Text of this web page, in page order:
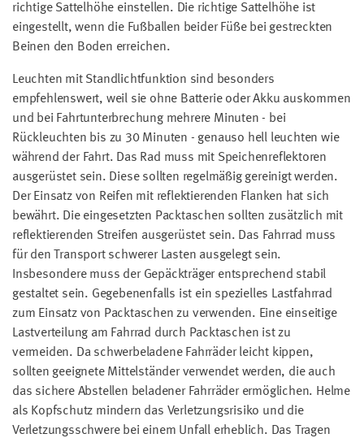
richtige Sattelhöhe einstellen. Die richtige Sattelhöhe ist
eingestellt, wenn die Fußballen beider Füße bei gestreckten
Beinen den Boden erreichen.
Leuchten mit Standlichtfunktion sind besonders
empfehlenswert, weil sie ohne Batterie oder Akku auskommen
und bei Fahrtunterbrechung mehrere Minuten - bei
Rückleuchten bis zu 30 Minuten - genauso hell leuchten wie
während der Fahrt. Das Rad muss mit Speichenreflektoren
ausgerüstet sein. Diese sollten regelmäßig gereinigt werden.
Der Einsatz von Reifen mit reflektierenden Flanken hat sich
bewährt. Die eingesetzten Packtaschen sollten zusätzlich mit
reflektierenden Streifen ausgerüstet sein. Das Fahrrad muss
für den Transport schwerer Lasten ausgelegt sein.
Insbesondere muss der Gepäckträger entsprechend stabil
gestaltet sein. Gegebenenfalls ist ein spezielles Lastfahrrad
zum Einsatz von Packtaschen zu verwenden. Eine einseitige
Lastverteilung am Fahrrad durch Packtaschen ist zu
vermeiden. Da schwerbeladene Fahrräder leicht kippen,
sollten geeignete Mittelständer verwendet werden, die auch
das sichere Abstellen beladener Fahrräder ermöglichen. Helme
als Kopfschutz mindern das Verletzungsrisiko und die
Verletzungsschwere bei einem Unfall erheblich. Das Tragen